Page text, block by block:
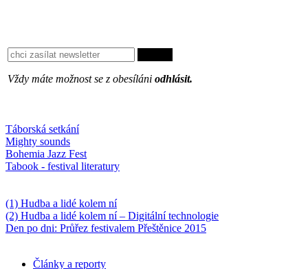
Vždy máte možnost se z obesíláni odhlásit.
Táborská setkání
Mighty sounds
Bohemia Jazz Fest
Tabook - festival literatury
(1) Hudba a lidé kolem ní
(2) Hudba a lidé kolem ní – Digitální technologie
Den po dni: Průřez festivalem Přeštěnice 2015
Články a reporty